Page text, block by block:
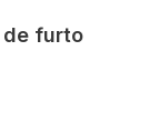
de furto